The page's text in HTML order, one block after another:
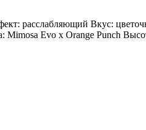
расслабляющий Вкус:
Mimosa Evo x Orange Punch